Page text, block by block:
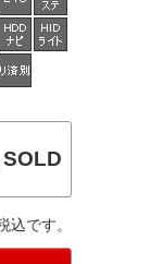
SOLD
です。